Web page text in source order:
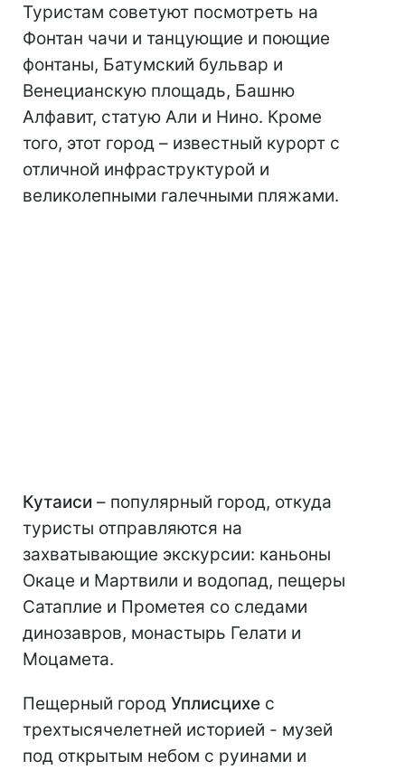
Туристам советуют посмотреть на
Фонтан чачи и танцующие и поющие
фонтаны, Батумский бульвар и
Венецианскую площадь, Башню
Алфавит, статую Али и Нино. Кроме
того, этот город – известный курорт с
отличной инфраструктурой и
великолепными галечными пляжами.
Кутаиси – популярный город, откуда
туристы отправляются на
захватывающие экскурсии: каньоны
Окаце и Мартвили и водопад, пещеры
Сатаплие и Прометея со следами
динозавров, монастырь Гелати и
Моцамета.
Пещерный город Уплисцихе с
трехтысячелетней историей - музей
под открытым небом с руинами и